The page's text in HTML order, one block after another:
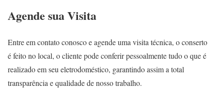
Agende sua Visita
Entre em contato conosco e agende uma visita técnica, o conserto
é feito no local, o cliente pode conferir pessoalmente tudo o que é
realizado em seu eletrodoméstico, garantindo assim a total
transparência e qualidade de nosso trabalho.